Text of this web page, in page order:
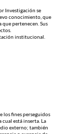
Investigación se
conocimiento, que
pertenecen. Sus
institucional.
los fines perseguidos
está inserta. La
externo; también